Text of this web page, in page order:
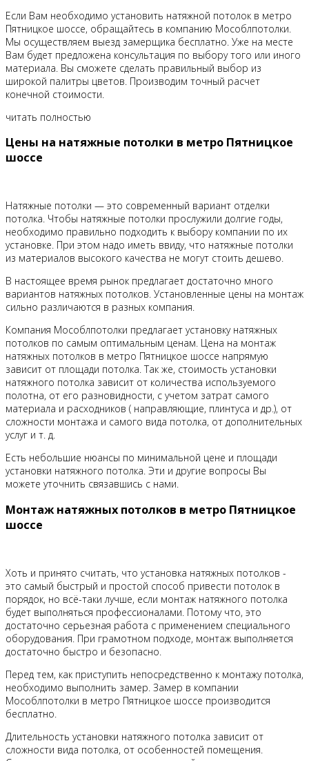
Если Вам необходимо установить натяжной потолок в метро
Пятницкое шоссе, обращайтесь в компанию Мособлпотолки.
Мы осуществляем выезд замерщика бесплатно. Уже на месте
Вам будет предложена консультация по выбору того или иного
материала. Вы сможете сделать правильный выбор из
широкой палитры цветов. Производим точный расчет
конечной стоимости.
читать полностью
Цены на натяжные потолки в метро Пятницкое
шоссе
Натяжные потолки — это современный вариант отделки
потолка. Чтобы натяжные потолки прослужили долгие годы,
необходимо правильно подходить к выбору компании по их
установке. При этом надо иметь ввиду, что натяжные потолки
из материалов высокого качества не могут стоить дешево.
В настоящее время рынок предлагает достаточно много
вариантов натяжных потолков. Установленные цены на монтаж
сильно различаются в разных компания.
Компания Мособлпотолки предлагает установку натяжных
потолков по самым оптимальным ценам. Цена на монтаж
натяжных потолков в метро Пятницкое шоссе напрямую
зависит от площади потолка. Так же, стоимость установки
натяжного потолка зависит от количества используемого
полотна, от его разновидности, с учетом затрат самого
материала и расходников ( направляющие, плинтуса и др.), от
сложности монтажа и самого вида потолка, от дополнительных
услуг и т. д.
Есть небольшие нюансы по минимальной цене и площади
установки натяжного потолка. Эти и другие вопросы Вы
можете уточнить связавшись с нами.
Монтаж натяжных потолков в метро Пятницкое
шоссе
Хоть и принято считать, что установка натяжных потолков -
это самый быстрый и простой способ привести потолок в
порядок, но всё-таки лучше, если монтаж натяжного потолка
будет выполняться профессионалами. Потому что, это
достаточно серьезная работа с применением специального
оборудования. При грамотном подходе, монтаж выполняется
достаточно быстро и безопасно.
Перед тем, как приступить непосредственно к монтажу потолка,
необходимо выполнить замер. Замер в компании
Мособлпотолки в метро Пятницкое шоссе производится
бесплатно.
Длительность установки натяжного потолка зависит от
сложности вида потолка, от особенностей помещения.